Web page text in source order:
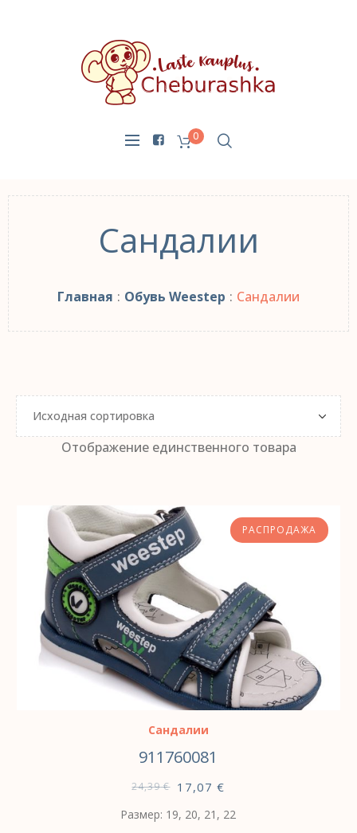
0
Сандалии
Главная : Обувь Weestep : Сандалии
Отображение единственного товара
РАСПРОДАЖА
ВЫБЕРИТЕ ПАРАМЕТРЫ
Сандалии
911760081
24,39 € 17,07 €
Размер: 19, 20, 21, 22